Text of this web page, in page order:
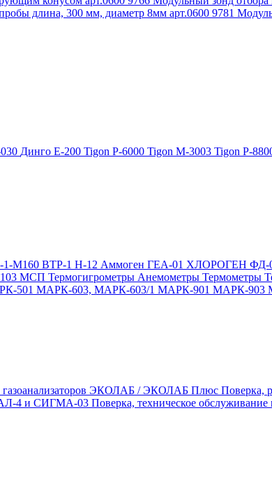
длина, 300 мм, диаметр 8мм арт.0600 9781
Динго Е-200 Tigon P-6000 Tigon M-3003 Tigon P-
1-М160 ВТР-1 Н-12 Аммоген ГЕА-01 ХЛОРОГЕН ФД-
МСП Термогигрометры Анемометры Термометры
501 МАРК-603, МАРК-603/1 МАРК-901 МАРК-903
газоанализаторов ЭКОЛАБ / ЭКОЛАБ Плюс Поверка,
4 и СИГМА-03 Поверка, техническое